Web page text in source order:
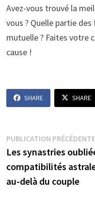
Avez-vous trouvé la
vous ? Quelle partie
mutuelle ? Faites votre
cause !
SHARE SHARE
Navigation
de
l’article
PUBLICATION PRÉCÉDENTE
Les synastries
compatibilités
au-delà du couple